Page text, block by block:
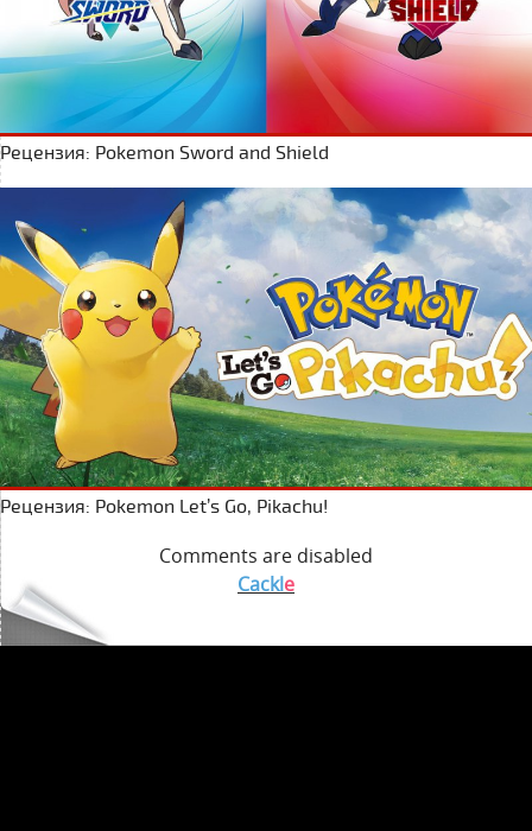
Рецензия: Pokemon Sword and Shield
Рецензия: Pokemon Let’s Go, Pikachu!
Comments are disabled
Cackle